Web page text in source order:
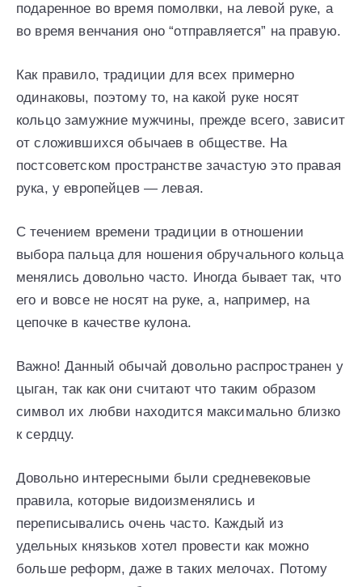
подаренное во время помолвки, на левой руке, а
во время венчания оно “отправляется” на правую.
Как правило, традиции для всех примерно
одинаковы, поэтому то, на какой руке носят
кольцо замужние мужчины, прежде всего, зависит
от сложившихся обычаев в обществе. На
постсоветском пространстве зачастую это правая
рука, у европейцев — левая.
С течением времени традиции в отношении
выбора пальца для ношения обручального кольца
менялись довольно часто. Иногда бывает так, что
его и вовсе не носят на руке, а, например, на
цепочке в качестве кулона.
Важно! Данный обычай довольно распространен у
цыган, так как они считают что таким образом
символ их любви находится максимально близко
к сердцу.
Довольно интересными были средневековые
правила, которые видоизменялись и
переписывались очень часто. Каждый из
удельных князьков хотел провести как можно
больше реформ, даже в таких мелочах. Потому